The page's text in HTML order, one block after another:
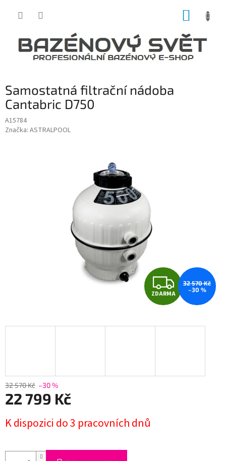
Samostatná filtrační nádoba
Cantabric D750
A15784
Značka: ASTRALPOOL
Z
D
A
ZDARMA
32 570 Kč
–30 %
32 570 Kč –30 %
22 799 Kč
cena:
K dispozici do 3 pracovních dnů